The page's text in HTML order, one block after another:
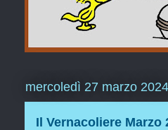
mercoledì 27 marzo 2024
Il Vernacoliere Marzo